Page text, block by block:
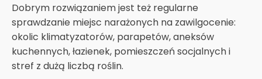
Dobrym rozwiązaniem jest też regularne
sprawdzanie miejsc narażonych na zawilgocenie:
okolic klimatyzatorów, parapetów, aneksów
kuchennych, łazienek, pomieszczeń socjalnych i
stref z dużą liczbą roślin.